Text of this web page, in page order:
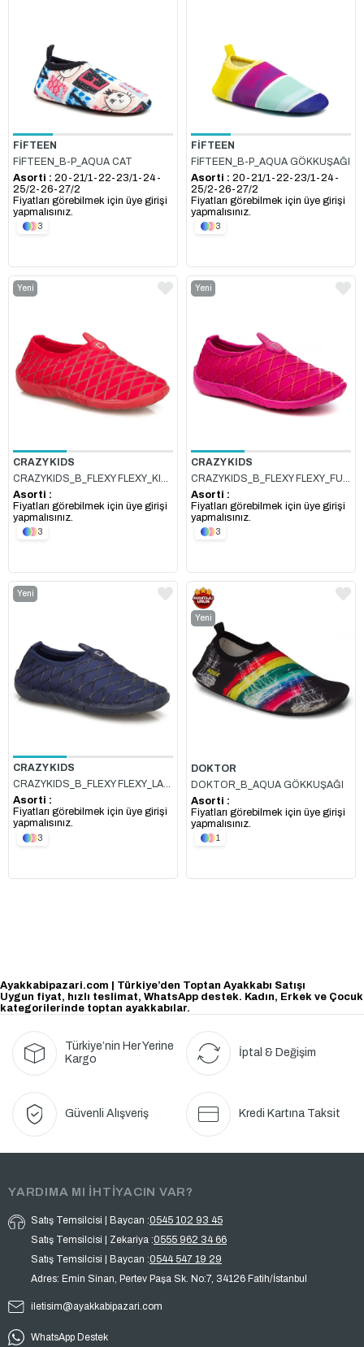
FİFTEEN
FİFTEEN_B-P_AQUA CAT
Asorti : 20-21/1-22-23/1-24-
25/2-26-27/2
Fiyatları görebilmek için üye girişi
yapmalısınız.
3
FİFTEEN
FİFTEEN_B-P_AQUA GÖKKUŞAĞI
Asorti : 20-21/1-22-23/1-24-
25/2-26-27/2
Fiyatları görebilmek için üye girişi
yapmalısınız.
3
CRAZY KIDS
CRAZYKIDS_B_FLEXY FLEXY_KIRMIZI
Asorti :
Fiyatları görebilmek için üye girişi
yapmalısınız.
Yeni
3
CRAZY KIDS
CRAZYKIDS_B_FLEXY FLEXY_FUŞYA
Asorti :
Fiyatları görebilmek için üye girişi
yapmalısınız.
Yeni
3
CRAZY KIDS
CRAZYKIDS_B_FLEXY FLEXY_LACİVERT
Asorti :
Fiyatları görebilmek için üye girişi
yapmalısınız.
Yeni
3
DOKTOR
DOKTOR_B_AQUA GÖKKUŞAĞI
Asorti :
Fiyatları görebilmek için üye girişi
yapmalısınız.
Yeni
1
Ayakkabipazari.com | Türkiye’den Toptan Ayakkabı Satışı
Uygun fiyat, hızlı teslimat, WhatsApp destek. Kadın, Erkek ve Çocuk
kategorilerinde toptan ayakkabılar.
Türkiye’nin Her Yerine
Kargo
İptal & Değişim
Güvenli Alışveriş Kredi Kartına Taksit
YARDIMA MI İHTİYACIN VAR?
Satış Temsilcisi | Baycan :0545 102 93 45
Satış Temsilcisi | Zekariya :0555 962 34 66
Satış Temsilcisi | Baycan :0544 547 19 29
Adres: Emin Sinan, Pertev Paşa Sk. No:7, 34126 Fatih/İstanbul
iletisim@ayakkabipazari.com
WhatsApp Destek